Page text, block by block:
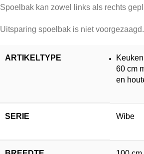
Spoelbak kan zowel links als rechts
Uitsparing spoelbak is niet voorgezaagd.
ARTIKELTYPE
60 cm
en
SERIE Wibe